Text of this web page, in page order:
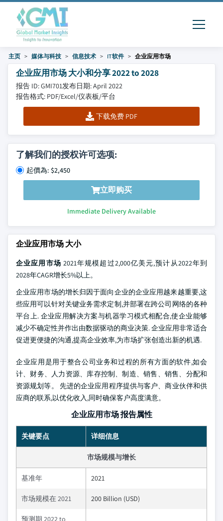
主页 媒体与科技 信息技术 IT软件 企业应用市场
企业应用市场 大小和分享 2022 to 2028
报告 ID: GMI701发布日期: April 2022
报告格式: PDF/Excel/仪表板/平台
下载免费 PDF
了解我们的授权许可选项:
起價為: $2,450
立即购买
Immediate Delivery Available
企业应用市场大小
企业应用市场 2021年规模超过2,000亿美元,预计从2022年到
2028年CAGR增长5%以上。
企业应用市场的增长归因于面向企业的企业应用越来越重要,这
些应用可以针对关键业务需求定制,并部署在跨公司网络的各种
平台上. 企业应用解决方案与机器学习模式相配合,使企业能够
减少不确定性并作出由数据驱动的商业决策. 企业应用非常适合
促进更便捷的沟通,提高企业效率,为市场扩张创造出新的机遇.
企业应用是用于整合公司业务和过程的所有方面的软件,如会
计、财务、人力资源、库存控制、制造、销售、销售、分配和
资源规划等。 先进的企业应用程序提供与客户、商业伙伴和供
应商的联系,以优化收入,同时确保客户高度满意。
企业应用市场 报告属性
关键要点 详细信息
市场规模与增长
基准年 2021
市场规模在 2021 200 Billion (USD)
预测期 2022 to